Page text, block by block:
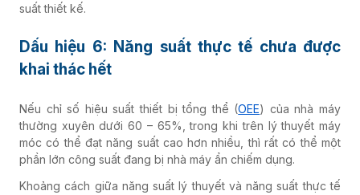
suất thiết kế.
Dấu hiệu 6: Năng suất thực tế chưa được
khai thác hết
Nếu chỉ số hiệu suất thiết bị tổng thể (OEE) của nhà máy
thường xuyên dưới 60 – 65%, trong khi trên lý thuyết máy
móc có thể đạt năng suất cao hơn nhiều, thì rất có thể một
phần lớn công suất đang bị nhà máy ẩn chiếm dụng.
Khoảng cách giữa năng suất lý thuyết và năng suất thực tế